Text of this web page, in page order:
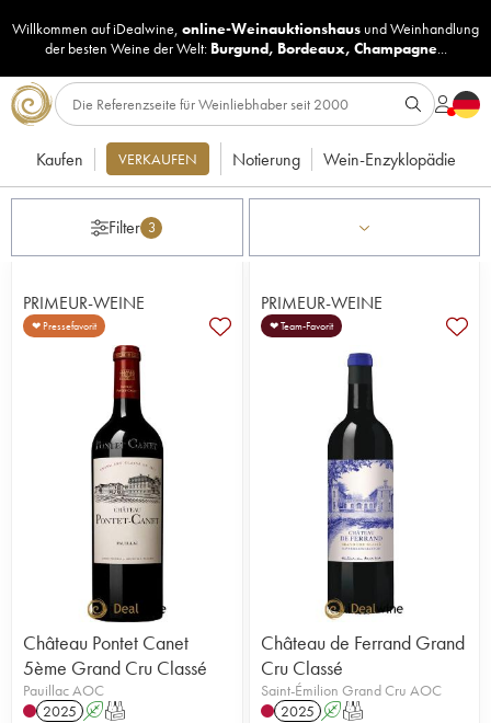
Willkommen auf iDealwine, online-Weinauktionshaus undWeinhandlung
der besten Weine der Welt: Burgund, Bordeaux, Champagne...
Kaufen VERKAUFEN Notierung Wein-Enzyklopädie
Filter 3
PRIMEUR-WEINE
❤ Pressefavorit
Château Pontet Canet
5ème Grand Cru Classé
Pauillac AOC
2025 AT
PRIMEUR-WEINE
❤ Team-Favorit
Château de Ferrand Grand
Cru Classé
Saint-Émilion Grand Cru AOC
2025 AT